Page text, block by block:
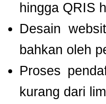
hingga QRIS
Desain
bahkan oleh
Proses
kurang dari